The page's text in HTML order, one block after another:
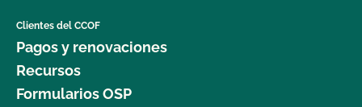
Clientes del CCOF
Pagos y renovaciones
Recursos
Formularios OSP